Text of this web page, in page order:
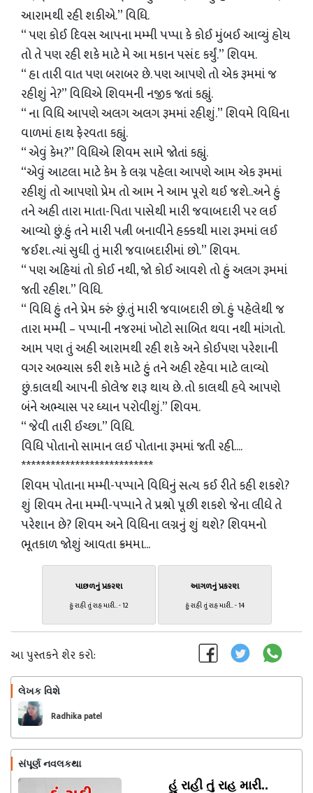
આરામથી રહી શકીએ.” વિધિ.
“ પણ કોઈ દિવસ આપના મમ્મી પપ્પા કે કોઈ મુંબઈ આવ્યું હોય
તો તે પણ રહી શકે માટે મે આ મકાન પસંદ કર્યું.” શિવમ.
“ હા તારી વાત પણ બરાબર છે. પણ આપણે તો એક રૂમમાં જ
રહીશું ને?” વિધિએ શિવમની નજીક જતાં કહ્યું.
“ ના વિધિ આપણે અલગ અલગ રૂમમાં રહીશું.” શિવમે વિધિના
વાળમાં હાથ ફેરવતા કહ્યું.
“ એવું કેમ?” વિધિએ શિવમ સામે જોતાં કહ્યું.
“એવું આટલા માટે કેમ કે લગ્ન પહેલા આપણે આમ એક રૂમમાં
રહીશું તો આપણો પ્રેમ તો આમ ને આમ પૂરો થઈ જશે..અને હું
તને અહી તારા માતા-પિતા પાસેથી મારી જવાબદારી પર લઈ
આવ્યો છું.હું તને મારી પત્ની બનાવીને હક્કથી મારા રૂમમાં લઈ
જઈશ. ત્યાં સુધી તું મારી જવાબદારીમાં છો.” શિવમ.
“ પણ અહિયાં તો કોઈ નથી, જો કોઈ આવશે તો હું અલગ રૂમમાં
જતી રહીશ.” વિધિ.
“ વિધિ હું તને પ્રેમ કરું છું.તું મારી જવાબદારી છો. હું પહેલેથી જ
તારા મમ્મી – પપ્પાની નજરમાં ખોટો સાબિત થવા નથી માંગતો.
આમ પણ તું અહી આરામથી રહી શકે અને કોઈપણ પરેશાની
વગર અભ્યાસ કરી શકે માટે હું તને અહી રહેવા માટે લાવ્યો
છું.કાલથી આપની કોલેજ શરૂ થાય છે. તો કાલથી હવે આપણે
બંને અભ્યાસ પર ધ્યાન પરોવીશું.” શિવમ.
“ જેવી તારી ઈચ્છા.” વિધિ.
વિધિ પોતાનો સામાન લઈ પોતાના રૂમમાં જતી રહી....
***************************
શિવમ પોતાના મમ્મી-પપ્પાને વિધિનું સત્ય કઈ રીતે કહી શકશે?
શું શિવમ તેના મમ્મી-પપ્પાને તે પ્રશ્નો પૂછી શકશે જેના લીધે તે
પરેશાન છે? શિવમ અને વિધિના લગ્નનું શું થશે? શિવમનો
ભૂતકાળ જોશું આવતા ક્રમમા...
પાછળનું પ્રકરણ
હું રાહી તું રાહ મારી.. - 12
આગળનું પ્રકરણ
હું રાહી તું રાહ મારી.. - 14
આ પુસ્તકને શેર કરો:
લેખક વિશે
Radhika patel
સંપૂર્ણ નવલકથા
હું રાહી તું રાહ મારી..